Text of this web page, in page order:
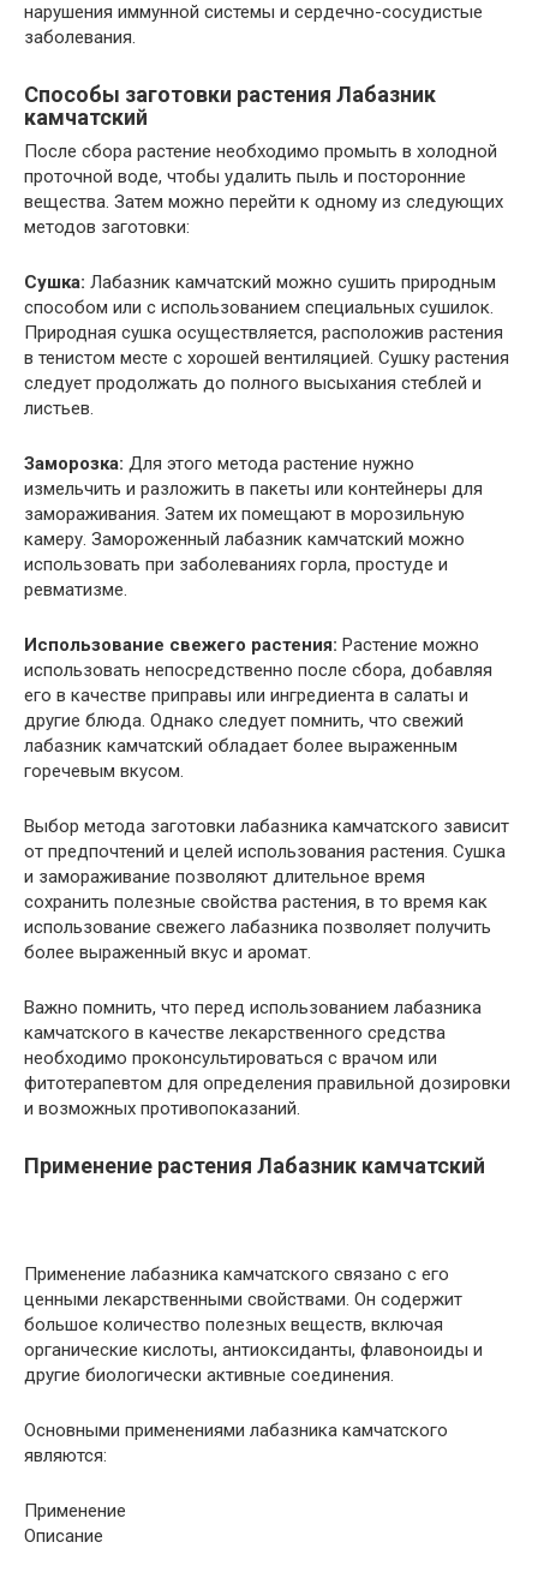
нарушения иммунной системы и сердечно-сосудистые
заболевания.
Способы заготовки растения Лабазник
камчатский
После сбора растение необходимо промыть в холодной
проточной воде, чтобы удалить пыль и посторонние
вещества. Затем можно перейти к одному из следующих
методов заготовки:
Сушка: Лабазник камчатский можно сушить природным
способом или с использованием специальных сушилок.
Природная сушка осуществляется, расположив растения
в тенистом месте с хорошей вентиляцией. Сушку растения
следует продолжать до полного высыхания стеблей и
листьев.
Заморозка: Для этого метода растение нужно
измельчить и разложить в пакеты или контейнеры для
замораживания. Затем их помещают в морозильную
камеру. Замороженный лабазник камчатский можно
использовать при заболеваниях горла, простуде и
ревматизме.
Использование свежего растения: Растение можно
использовать непосредственно после сбора, добавляя
его в качестве приправы или ингредиента в салаты и
другие блюда. Однако следует помнить, что свежий
лабазник камчатский обладает более выраженным
горечевым вкусом.
Выбор метода заготовки лабазника камчатского зависит
от предпочтений и целей использования растения. Сушка
и замораживание позволяют длительное время
сохранить полезные свойства растения, в то время как
использование свежего лабазника позволяет получить
более выраженный вкус и аромат.
Важно помнить, что перед использованием лабазника
камчатского в качестве лекарственного средства
необходимо проконсультироваться с врачом или
фитотерапевтом для определения правильной дозировки
и возможных противопоказаний.
Применение растения Лабазник камчатский
Применение лабазника камчатского связано с его
ценными лекарственными свойствами. Он содержит
большое количество полезных веществ, включая
органические кислоты, антиоксиданты, флавоноиды и
другие биологически активные соединения.
Основными применениями лабазника камчатского
являются:
Применение
Описание